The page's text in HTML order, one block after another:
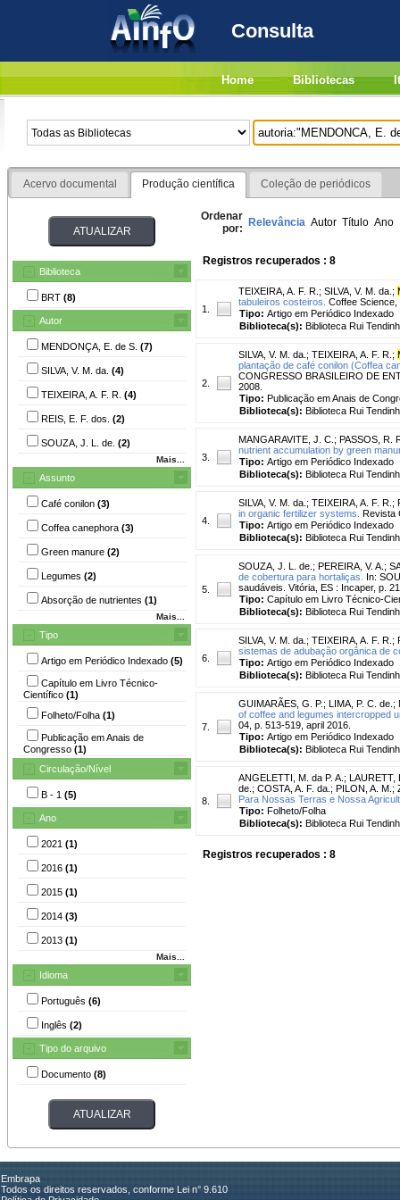
Consulta
Home Bibliotecas
Acervo documental Produção científica Coleção de periódicos
Biblioteca
BRT (8)
Autor
MENDONÇA, E. de S. (7)
SILVA, V. M. da. (4)
TEIXEIRA, A. F. R. (4)
REIS, E. F. dos. (2)
SOUZA, J. L. de. (2)
Mais...
Assunto
Café conilon (3)
Coffea canephora (3)
Green manure (2)
Legumes (2)
Absorção de nutrientes (1)
Mais...
Tipo
Artigo em Periódico Indexado (5)
Capítulo em Livro Técnico-
Científico (1)
Folheto/Folha (1)
Publicação em Anais de
Congresso (1)
Circulação/Nível
B - 1 (5)
Ano
2021 (1)
2016 (1)
2015 (1)
2014 (3)
2013 (1)
Mais...
Idioma
Português (6)
Inglês (2)
Tipo do arquivo
Documento (8)
Ordenar
por: Relevância Autor Título Ano
Registros recuperados : 8
1.
TEIXEIRA, A. F. R. ; SILVA, V. M. da. ;
tabuleiros costeiros. Coffee Science,
Tipo: Artigo em Periódico Indexado
Biblioteca(s): Biblioteca Rui
2.
SILVA, V. M. da. ; TEIXEIRA, A. F. R. ;
plantação de café conilon (Coffea
CONGRESSO BRASILEIRO DE
2008.
Tipo: Publicação em Anais de
Biblioteca(s): Biblioteca Rui
3.
MANGARAVITE, J. C. ; PASSOS, R.
nutrient accumulation by green
Tipo: Artigo em Periódico Indexado
Biblioteca(s): Biblioteca Rui
4.
SILVA, V. M. da. ; TEIXEIRA, A. F. R. ;
in organic fertilizer systems. Revista
Tipo: Artigo em Periódico Indexado
Biblioteca(s): Biblioteca Rui
5.
SOUZA, J. L. de. ; PEREIRA, V. A. ;
de cobertura para hortaliças.
In:
saudáveis. Vitória, ES : Incaper, p.
Tipo: Capítulo em Livro Técnico-
Biblioteca(s): Biblioteca Rui
6.
SILVA, V. M. da. ; TEIXEIRA, A. F. R. ;
sistemas de adubação orgânica de
Tipo: Artigo em Periódico Indexado
Biblioteca(s): Biblioteca Rui
7.
GUIMARÃES, G. P. ; LIMA, P. C. de. ;
of coffee and legumes intercropped
04, p. 513-519, april 2016.
Tipo: Artigo em Periódico Indexado
Biblioteca(s): Biblioteca Rui
8.
ANGELETTI, M. da P. A. ; LAURETT,
de. ; COSTA, A. F. da. ; PILON, A. M. ;
Para Nossas Terras e Nossa
Tipo: Folheto/Folha
Biblioteca(s): Biblioteca Rui
Registros recuperados : 8
Embrapa
Todos os direitos reservados, conforme Lei n° 9.610